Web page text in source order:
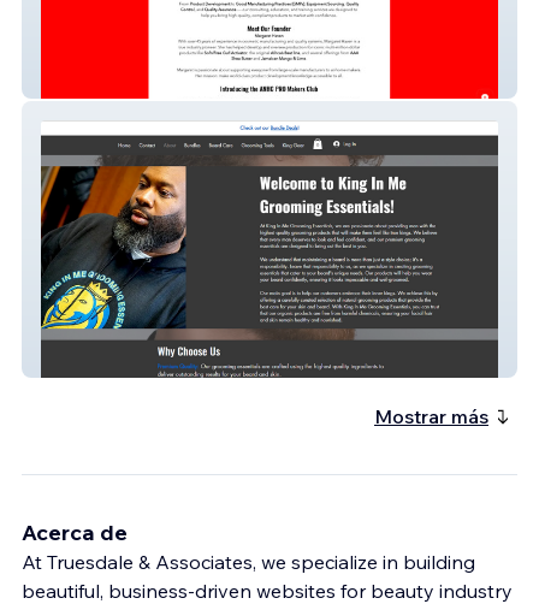
Haven Research Center
King In Me Grooming
Mostrar más
Acerca de
At Truesdale & Associates, we specialize in building
beautiful, business-driven websites for beauty industry